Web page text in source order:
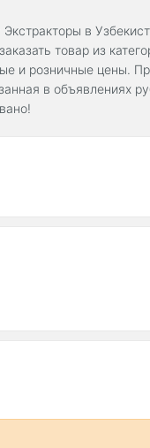
в
товар из
и розничные цены.
в объявлениях